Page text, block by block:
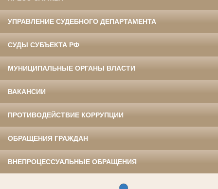
УПРАВЛЕНИЕ СУДЕБНОГО ДЕПАРТАМЕНТА
СУДЫ СУБЪЕКТА РФ
МУНИЦИПАЛЬНЫЕ ОРГАНЫ ВЛАСТИ
ВАКАНСИИ
ПРОТИВОДЕЙСТВИЕ КОРРУПЦИИ
ОБРАЩЕНИЯ ГРАЖДАН
ВНЕПРОЦЕССУАЛЬНЫЕ ОБРАЩЕНИЯ